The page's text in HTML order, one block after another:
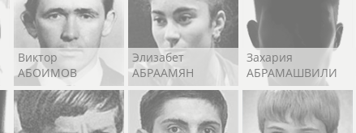
Виктор
АБОИМОВ
Элизабет
АБРААМЯН
Захария
АБРАМАШВИЛИ